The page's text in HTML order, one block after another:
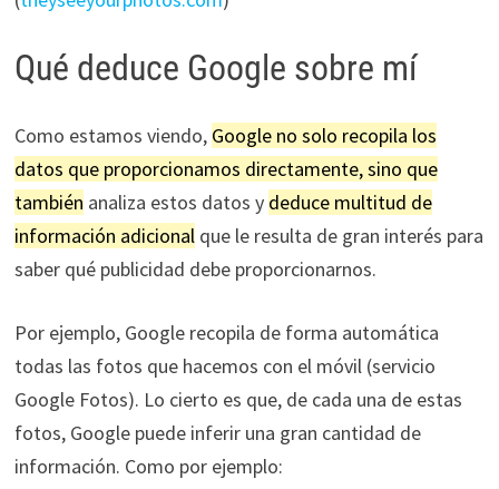
Qué deduce Google sobre mí
Como estamos viendo, Google no solo recopila los
datos que proporcionamos directamente, sino que
también analiza estos datos y deduce multitud de
información adicional que le resulta de gran interés para
saber qué publicidad debe proporcionarnos.
Por ejemplo, Google recopila de forma automática
todas las fotos que hacemos con el móvil (servicio
Google Fotos). Lo cierto es que, de cada una de estas
fotos, Google puede inferir una gran cantidad de
información. Como por ejemplo: